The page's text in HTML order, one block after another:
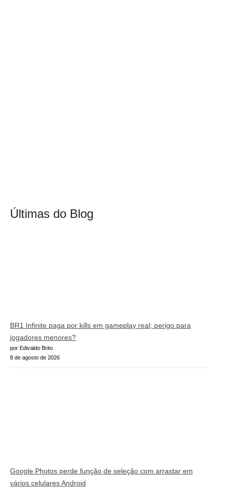
Últimas do Blog
BR1 Infinite paga por kills em gameplay real; perigo para
jogadores menores?
por Edivaldo Brito
8 de agosto de 2026
Google Photos perde função de seleção com arrastar em
vários celulares Android